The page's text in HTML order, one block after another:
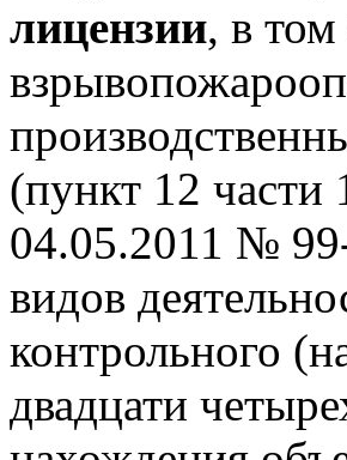
лицензии, в
(пункт 12 части
04.05.2011 №
видов
контрольного
двадцати